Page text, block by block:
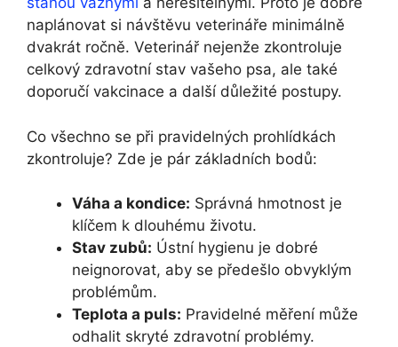
naplánovat si návštěvu veterináře minimálně
dvakrát ročně. Veterinář nejenže zkontroluje
celkový zdravotní stav vašeho psa, ale také
doporučí vakcinace a další důležité postupy.
Co všechno se při pravidelných prohlídkách
zkontroluje? Zde je pár základních bodů:
Váha a kondice: Správná hmotnost je
klíčem k dlouhému životu.
Stav zubů: Ústní hygienu je dobré
neignorovat, aby se předešlo obvyklým
problémům.
Teplota a puls: Pravidelné měření může
odhalit skryté zdravotní problémy.